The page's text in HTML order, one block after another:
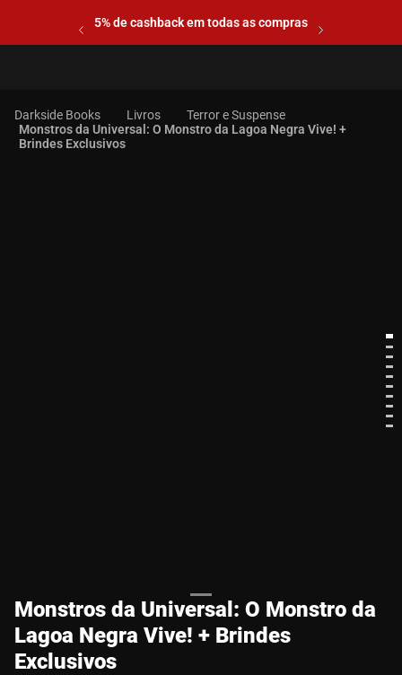
5% de cashback em todas as compras
Livros
Terror e Suspense
Monstros da Universal: O Monstro da Lagoa Negra Vive! +
Brindes Exclusivos
Monstros da Universal: O Monstro da
Lagoa Negra Vive! + Brindes
Exclusivos